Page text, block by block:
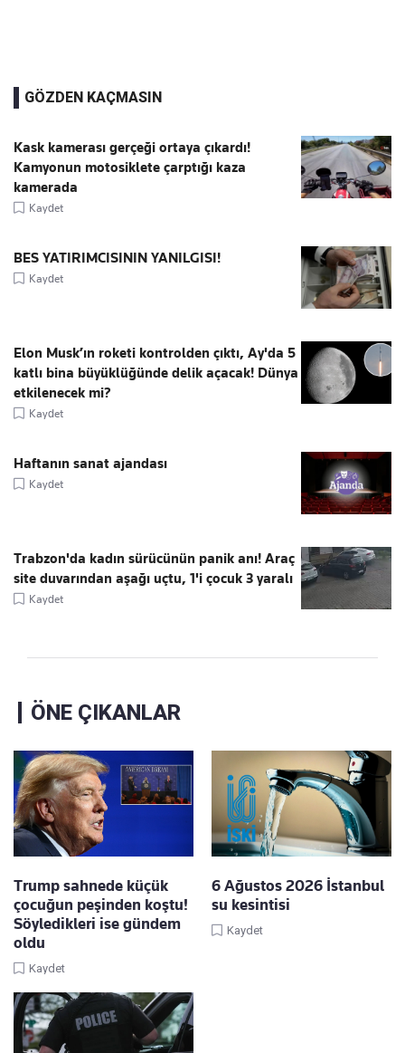
GÖZDEN KAÇMASIN
Kask kamerası gerçeği ortaya çıkardı!
Kamyonun motosiklete çarptığı kaza
kamerada
Kaydet
BES YATIRIMCISININ YANILGISI!
Kaydet
Elon Musk’ın roketi kontrolden çıktı, Ay'da 5
katlı bina büyüklüğünde delik açacak! Dünya
etkilenecek mi?
Kaydet
Haftanın sanat ajandası
Kaydet
Trabzon'da kadın sürücünün panik anı! Araç
site duvarından aşağı uçtu, 1'i çocuk 3 yaralı
Kaydet
ÖNE ÇIKANLAR
Trump sahnede küçük
çocuğun peşinden koştu!
Söyledikleri ise gündem
oldu
Kaydet
6 Ağustos 2026 İstanbul
su kesintisi
Kaydet